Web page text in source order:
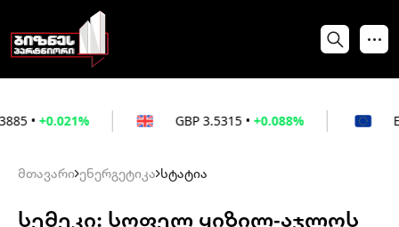
3.5315 • +0.088% 3.026
მთავარი ენერგეტიკა სტატია
სემეკი: სოფელ ყიზილ-აჯლოს